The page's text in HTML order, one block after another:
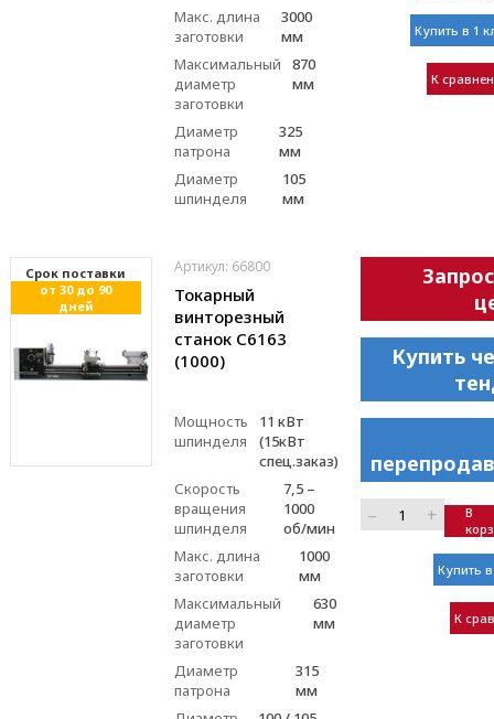
Макс. длина
заготовки
3000
мм
Максимальный
диаметр
заготовки
870
мм
Диаметр
патрона
325
мм
Диаметр
шпинделя
105
мм
Купить в 1
К
Cрок поставки
от 30 до 90
дней
Артикул: 66800
Токарный
винторезный
станок С6163
(1000)
Мощность
шпинделя
11 кВт
(15кВт
спец.заказ)
Скорость
вращения
шпинделя
7,5 –
1000
об/мин
Макс. длина
заготовки
1000
мм
Максимальный
диаметр
заготовки
630
мм
Диаметр
патрона
315
мм
Купить
– +
В
Купить
К